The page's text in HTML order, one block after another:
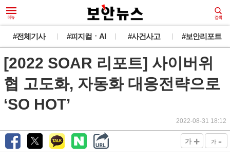
#전체기사 #피지컬ㆍAI #사건사고 #보안리포트
[2022 SOAR 리포트] 사이버위
협 고도화, 자동화 대응전략으로
‘SO HOT’
2022-08-31 18:12
가 + 가 -